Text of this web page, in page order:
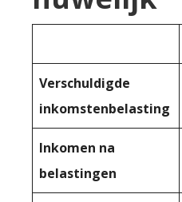
Verschuldigde
inkomstenbelasting
Inkomen na
belastingen